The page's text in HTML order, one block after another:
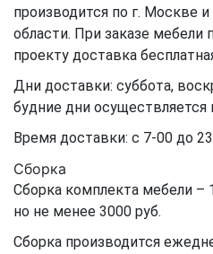
производится по г. Москве
области. При заказе мебели
проекту доставка
Дни доставки: суббота,
будние дни осуществляется
Время доставки: с 7-00 до
Сборка
Сборка комплекта мебели –
но не менее 3000 руб.
Сборка производится